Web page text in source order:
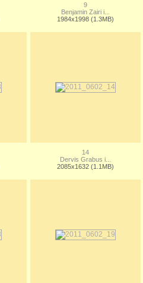
9
Benjamin Zairi i...
1984x1998 (1.3MB)
14
Dervis Grabus i...
2085x1632 (1.1MB)